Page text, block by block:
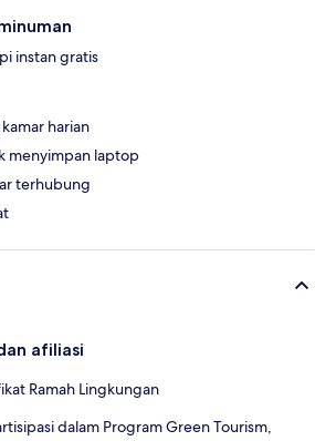
instan gratis
harian
menyimpan laptop
terhubung
afiliasi
Ramah Lingkungan
dalam Program Green Tourism,